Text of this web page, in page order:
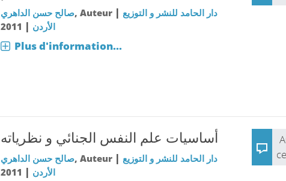
صالح حسن الداهري, Auteur | دار الحامد للنشر و التوزيع
الأردن |
2011
Plus d'information...
أساسيات علم النفس الجنائي و نظرياته
صالح حسن الداهري, Auteur | دار الحامد للنشر و التوزيع
الأردن |
2011